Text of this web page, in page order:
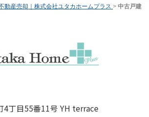
動産売却｜株式会社ユタカホームプラス > 中古戸建
4丁目55番11号 YH terrace